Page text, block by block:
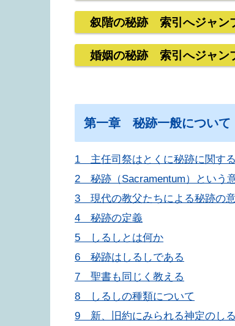
叙階の秘跡 索引へジャン
婚姻の秘跡 索引へジャン
第一章 秘跡一般について
1 主任司祭はとくに秘跡に関す
2 秘跡（Sacramentum）という
3 現代の教父たちによる秘跡の
4 秘跡の定義
5 しるしとは何か
6 秘跡はしるしである
7 聖書も同じく教える
8 しるしの種類について
9 新、旧約にみられる神定のし